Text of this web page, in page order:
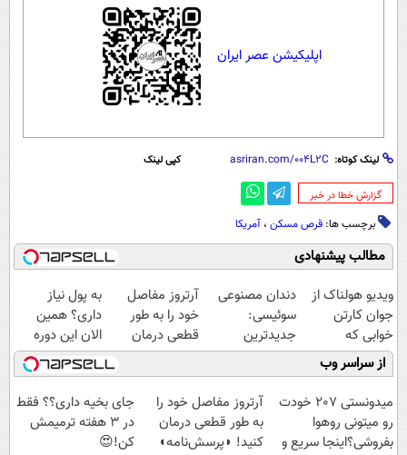
اپلیکیشن عصر ایران
لینک کوتاه: کپی لینک
‌گزارش خطا در خبر
برچسب ها: قرص مسکن ، آمریکا
مطالب پیشنهادی
ویدیو هولناک از
جوان کارتن
خوابی که
میلیاردر شد.
آموزش رایگان
دندان مصنوعی
سوئیسی:
جدیدترین
فناوری اروپا،
سبک و مقاوم |
پرداخت قسطی
آرتروز مفاصل
خود را به طور
قطعی درمان
کنید!
◗پرسش‌نامه◖
به پول نیاز
داری؟ همین
الان این دوره
رایگان رو شرکت
کن تا دیر نشده!
از سراسر وب
میدونستی 207 خودت
رو میتونی روهوا
بفروشی؟اینجا سریع و
آرتروز مفاصل خود را
به طور قطعی درمان
کنید! ◗پرسش‌نامه◖
جای بخیه داری؟؟ فقط
در 3 هفته ترمیمش
کن!😍